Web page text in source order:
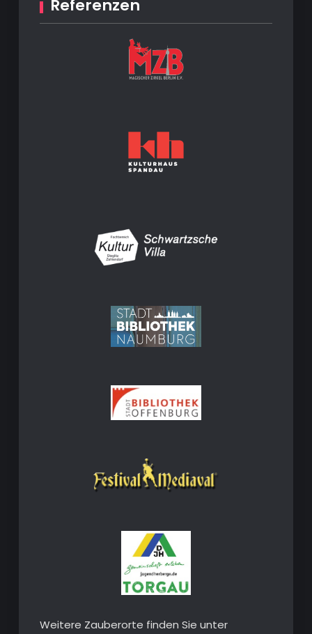
Referenzen
Weitere Zauberorte finden Sie unter